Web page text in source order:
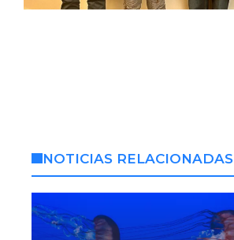
NOTICIAS RELACIONADAS